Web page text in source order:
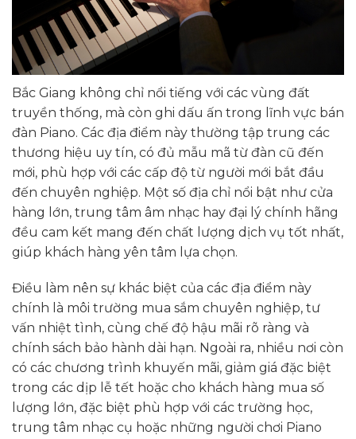
Bắc Giang không chỉ nổi tiếng với các vùng đất
truyền thống, mà còn ghi dấu ấn trong lĩnh vực bán
đàn Piano. Các địa điểm này thường tập trung các
thương hiệu uy tín, có đủ mẫu mã từ đàn cũ đến
mới, phù hợp với các cấp độ từ người mới bắt đầu
đến chuyên nghiệp. Một số địa chỉ nổi bật như cửa
hàng lớn, trung tâm âm nhạc hay đại lý chính hãng
đều cam kết mang đến chất lượng dịch vụ tốt nhất,
giúp khách hàng yên tâm lựa chọn.
Điều làm nên sự khác biệt của các địa điểm này
chính là môi trường mua sắm chuyên nghiệp, tư
vấn nhiệt tình, cùng chế độ hậu mãi rõ ràng và
chính sách bảo hành dài hạn. Ngoài ra, nhiều nơi còn
có các chương trình khuyến mãi, giảm giá đặc biệt
trong các dịp lễ tết hoặc cho khách hàng mua số
lượng lớn, đặc biệt phù hợp với các trường học,
trung tâm nhạc cụ hoặc những người chơi Piano